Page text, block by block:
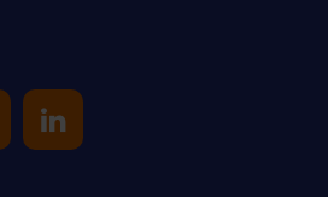
Facebook
op Instagram
Sporten op Youtube
Uniek Sporten op